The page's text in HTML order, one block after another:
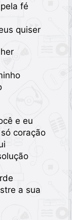
fé
quiser
e eu
coração
a sua